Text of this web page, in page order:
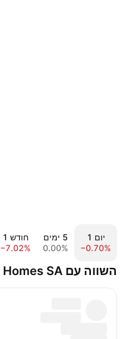
יום ‎1‎
−0.70%
‎5‎ ימים
0.00%
חודש ‎1‎
−7.02%
השווה עם AEDAS Homes SA